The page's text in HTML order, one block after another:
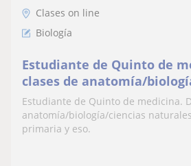
Clases on line
Biología
Estudiante de Quinto de
clases de anatomía/
naturales y refuerzo de
Estudiante de Quinto de medicina.
anatomía/biología/ciencias
primaria y eso.